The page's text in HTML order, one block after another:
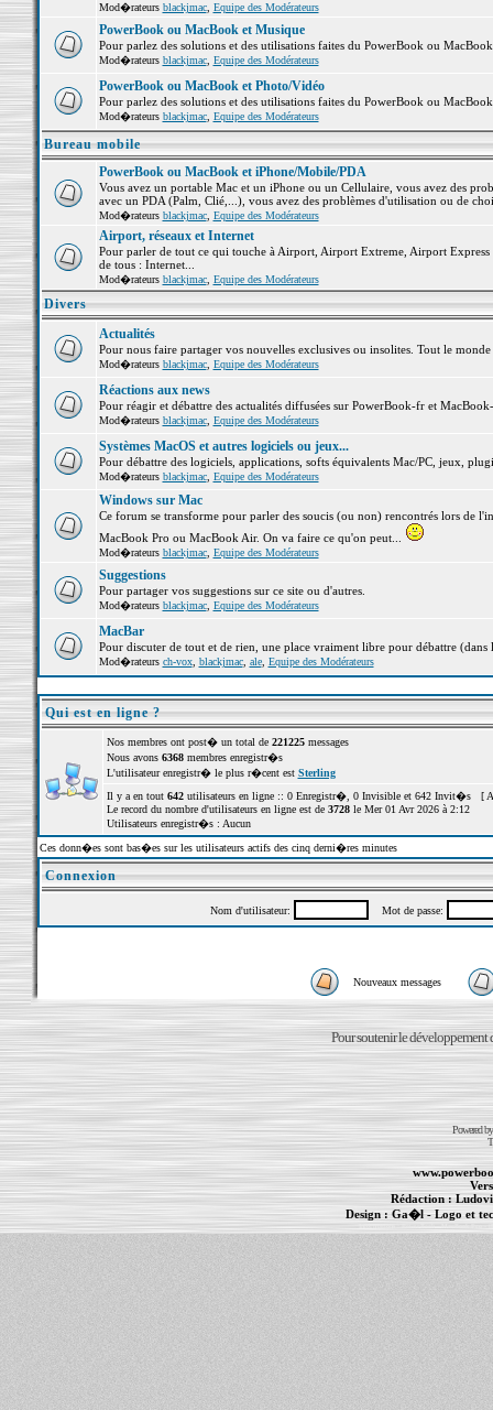
Mod�rateurs blackjmac, Equipe des Modérateurs
PowerBook ou MacBook et Musique
Pour parlez des solutions et des utilisations faites du PowerBook ou
Mod�rateurs blackjmac, Equipe des Modérateurs
PowerBook ou MacBook et Photo/Vidéo
Pour parlez des solutions et des utilisations faites du PowerBook ou
Mod�rateurs blackjmac, Equipe des Modérateurs
Bureau mobile
PowerBook ou MacBook et iPhone/Mobile/PDA
Vous avez un portable Mac et un iPhone ou un Cellulaire, vous avez des
avec un PDA (Palm, Clié,...), vous avez des problèmes d'utilisation ou de
Mod�rateurs blackjmac, Equipe des Modérateurs
Airport, réseaux et Internet
Pour parler de tout ce qui touche à Airport, Airport Extreme, Airport
de tous : Internet...
Mod�rateurs blackjmac, Equipe des Modérateurs
Divers
Actualités
Pour nous faire partager vos nouvelles exclusives ou insolites. Tout le
Mod�rateurs blackjmac, Equipe des Modérateurs
Réactions aux news
Pour réagir et débattre des actualités diffusées sur PowerBook-fr et
Mod�rateurs blackjmac, Equipe des Modérateurs
Systèmes MacOS et autres logiciels ou jeux...
Pour débattre des logiciels, applications, softs équivalents Mac/PC, jeux,
Mod�rateurs blackjmac, Equipe des Modérateurs
Windows sur Mac
Ce forum se transforme pour parler des soucis (ou non) rencontrés lors de
MacBook Pro ou MacBook Air. On va faire ce qu'on peut...
Mod�rateurs blackjmac, Equipe des Modérateurs
Suggestions
Pour partager vos suggestions sur ce site ou d'autres.
Mod�rateurs blackjmac, Equipe des Modérateurs
MacBar
Pour discuter de tout et de rien, une place vraiment libre pour débattre (dans
Mod�rateurs ch-vox, blackjmac, ale, Equipe des Modérateurs
Qui est en ligne ?
Nos membres ont post� un total de 221225messages
Nous avons 6368membres enregistr�s
L'utilisateur enregistr� le plus r�cent est Sterling
Il y a en tout 642utilisateurs en ligne :: 0 Enregistr�, 0 Invisible et 642 Invit�s [
Le record du nombre d'utilisateurs en ligne est de 3728le Mer 01 Avr 2026 à 2:12
Utilisateurs enregistr�s : Aucun
Ces donn�es sont bas�es sur les utilisateurs actifs des cinq derni�res minutes
Connexion
Nom d'utilisateur: Mot de passe:
Nouveaux messages
Pour soutenir le développement
Powered
Rédaction :
Design : Ga�l- Logo et